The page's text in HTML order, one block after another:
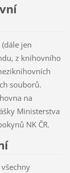
jen
z knihovního
souborů.
na
Ministerstva
NK ČR.